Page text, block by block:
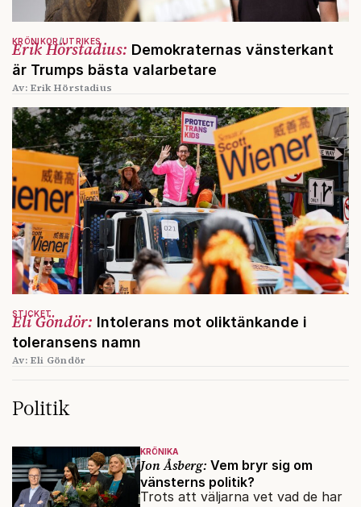
Erik Hörstadius: Demokraternas vänsterkant
är Trumps bästa valarbetare
KRÖNIKOR UTRIKES
Av: Erik Hörstadius
Eli Göndör: Intolerans mot oliktänkande i
toleransens namn
STICKET
Av: Eli Göndör
Politik
KRÖNIKA
Jon Åsberg: Vem bryr sig om
vänsterns politik?
Trots att väljarna vet vad de har